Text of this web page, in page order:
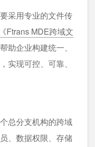
采用专业的文件传
《Ftrans MDE跨域文
助企业构建统一、
实现可控、可靠、
总分支机构的跨域
、数据权限、存储